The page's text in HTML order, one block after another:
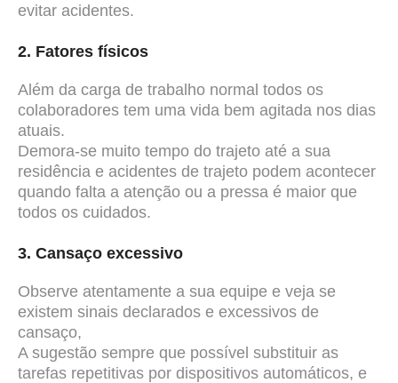
evitar acidentes.
2. Fatores físicos
Além da carga de trabalho normal todos os
colaboradores tem uma vida bem agitada nos dias
atuais.
Demora-se muito tempo do trajeto até a sua
residência e acidentes de trajeto podem acontecer
quando falta a atenção ou a pressa é maior que
todos os cuidados.
3. Cansaço excessivo
Observe atentamente a sua equipe e veja se
existem sinais declarados e excessivos de
cansaço,
A sugestão sempre que possível substituir as
tarefas repetitivas por dispositivos automáticos, e